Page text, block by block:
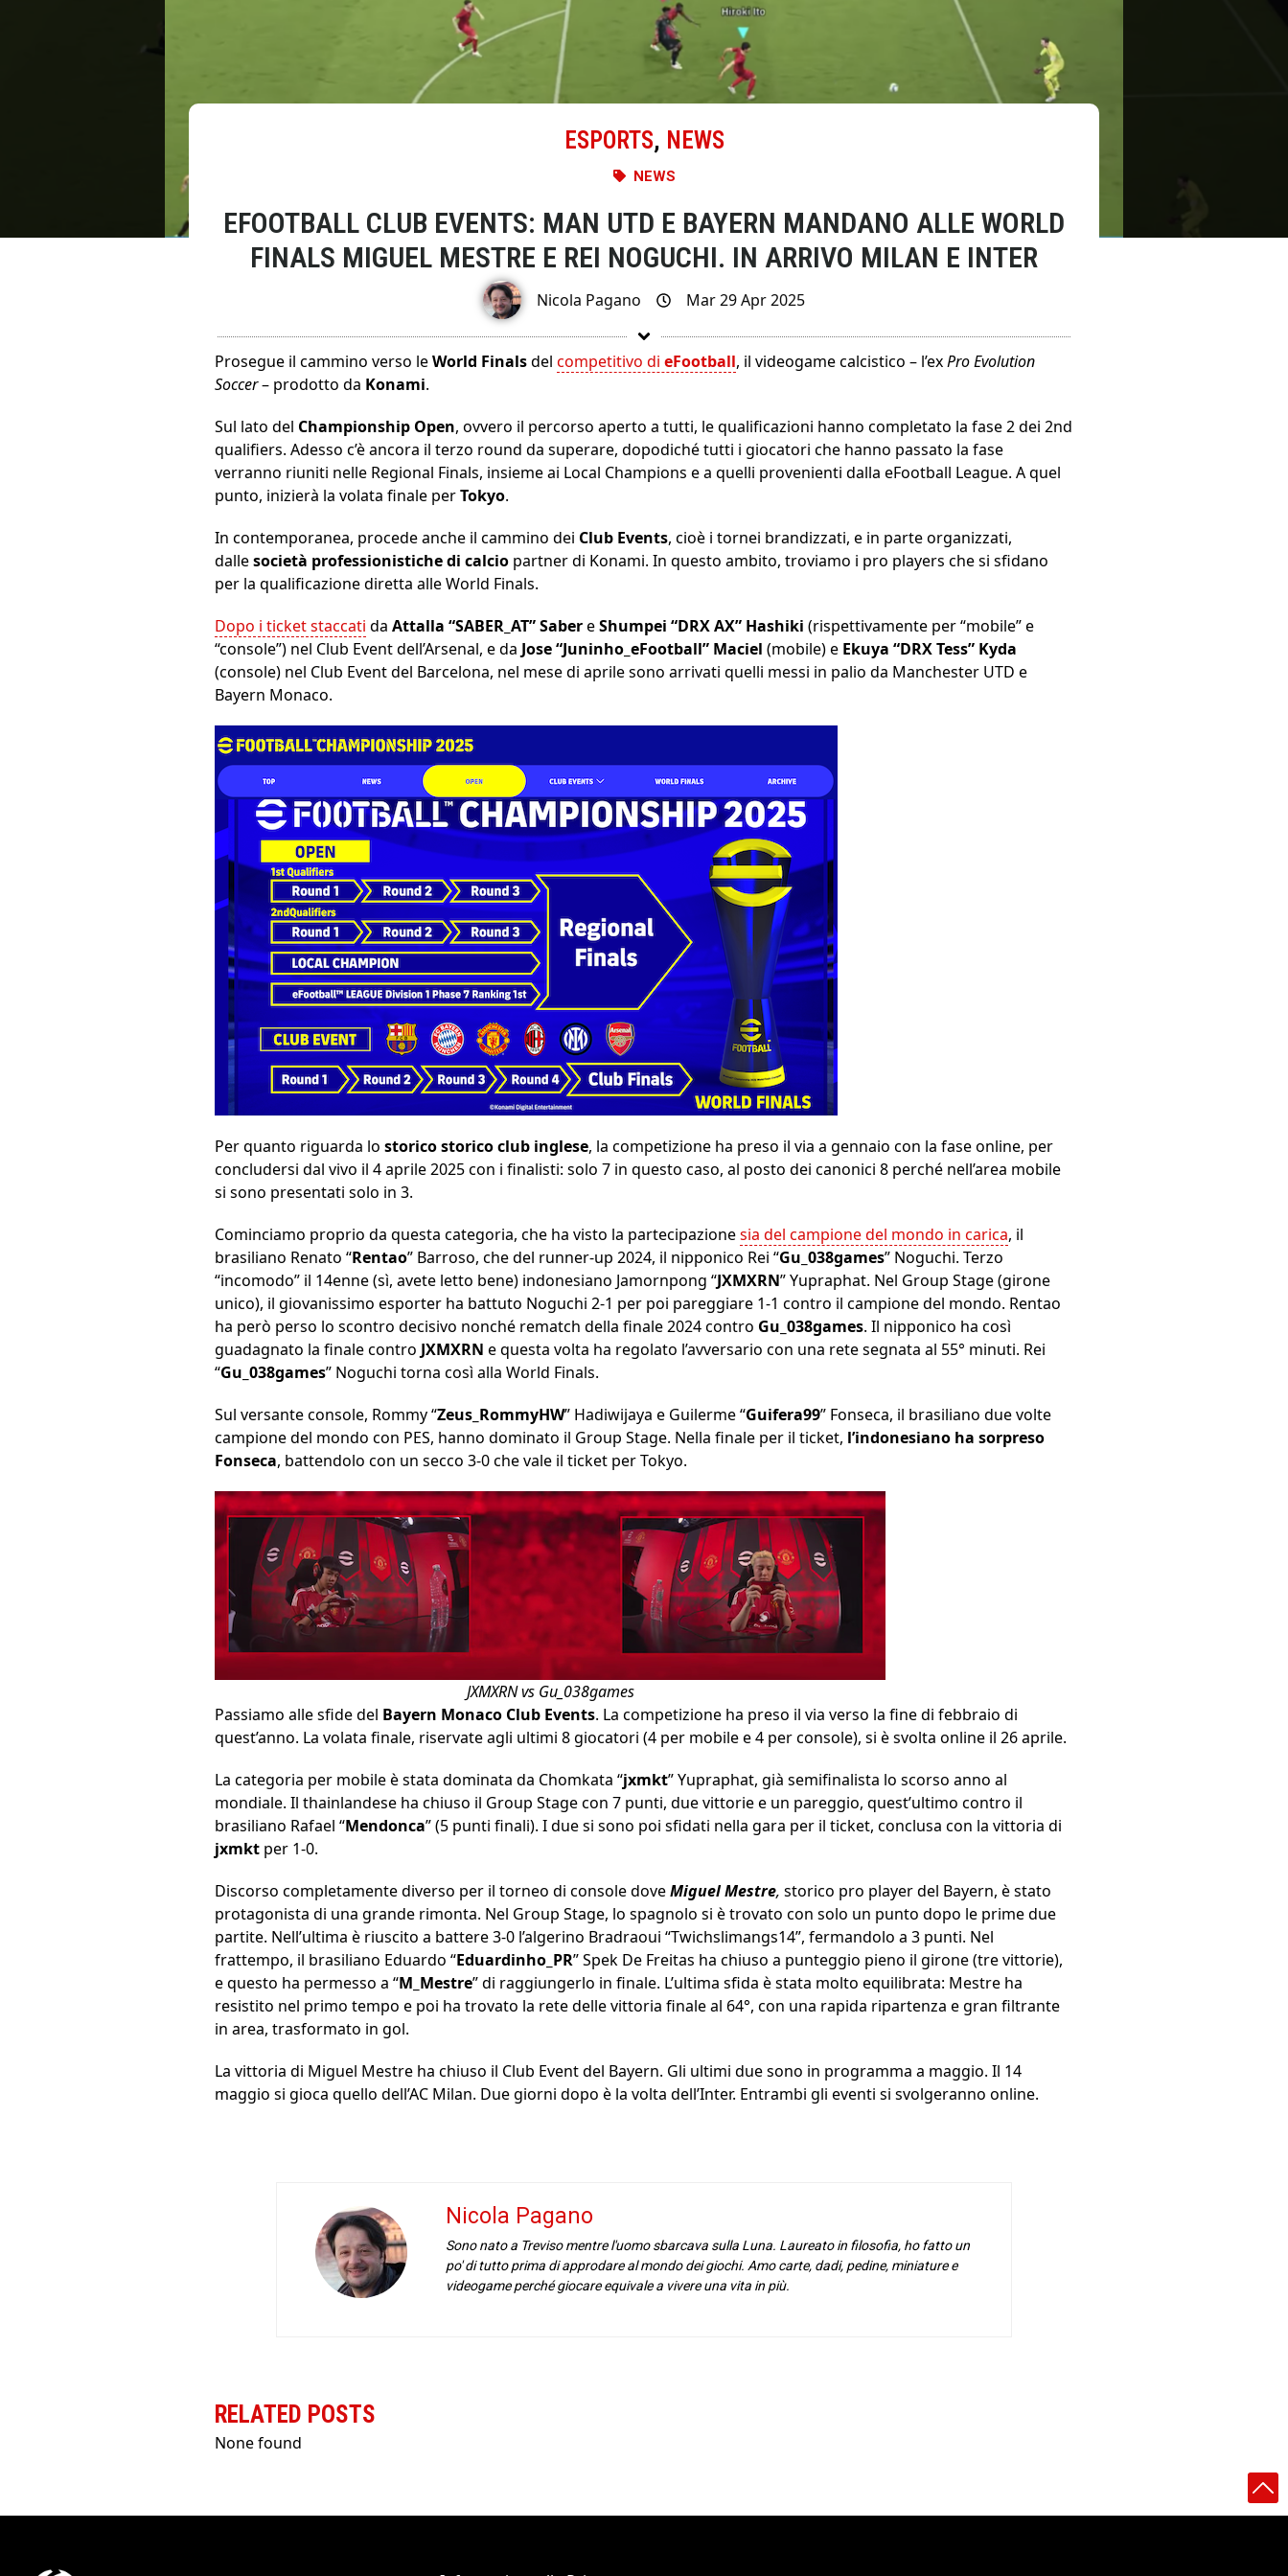
ESPORTS, NEWS
NEWS
EFOOTBALL CLUB EVENTS: MAN UTD E BAYERN MANDANO ALLE WORLD
FINALS MIGUEL MESTRE E REI NOGUCHI. IN ARRIVO MILAN E INTER
Nicola Pagano Mar 29 Apr 2025
Prosegue il cammino verso leWorld Finalsdel competitivo di eFootball, il videogame calcistico – l’exPro Evolution
Soccer– prodotto da Konami.
Sul lato del Championship Open, ovvero il percorso aperto a tutti, le qualificazioni hanno completato la fase 2 dei 2nd
qualifiers. Adesso c’è ancora il terzo round da superare, dopodiché tutti i giocatori che hanno passato la fase
verranno riuniti nelle Regional Finals, insieme ai Local Champions e a quelli provenienti dalla eFootball League. A quel
punto, inizierà la volata finale perTokyo.
In contemporanea, procede anche il cammino dei Club Events, cioè i tornei brandizzati, e in parte organizzati,
dallesocietà professionistiche di calcio partner di Konami. In questo ambito, troviamo i pro players che si sfidano
per la qualificazione diretta alle World Finals.
Dopo i ticket staccati da Attalla “SABER_AT” SabereShumpei “DRX AX” Hashiki (rispettivamente per “mobile” e
“console”) nel Club Event dell’Arsenal, e da Jose “Juninho_eFootball” Maciel (mobile) e Ekuya “DRX Tess” Kyda
(console) nel Club Event del Barcelona, nel mese di aprile sono arrivati quelli messi in palio da Manchester UTD e
Bayern Monaco.
Per quanto riguarda lo storico storico club inglese, la competizione ha preso il via a gennaio con la fase online, per
concludersi dal vivo il 4 aprile 2025 con i finalisti: solo 7 in questo caso, al posto dei canonici 8 perché nell’area mobile
si sono presentati solo in 3.
Cominciamo proprio da questa categoria, che ha visto la partecipazionesia del campione del mondo in carica, il
brasiliano Renato “Rentao” Barroso, che del runner-up 2024, il nipponico Rei “Gu_038games” Noguchi. Terzo
“incomodo” il 14enne (sì, avete letto bene) indonesiano Jamornpong “JXMXRN” Yupraphat. Nel Group Stage (girone
unico), il giovanissimo esporter ha battuto Noguchi 2-1 per poi pareggiare 1-1 contro il campione del mondo. Rentao
ha però perso lo scontro decisivo nonché rematch della finale 2024 contro Gu_038games. Il nipponico ha così
guadagnato la finale contro JXMXRN e questa volta ha regolato l’avversario con una rete segnata al 55° minuti. Rei
“Gu_038games” Noguchi torna così alla World Finals.
Sul versante console, Rommy “Zeus_RommyHW” Hadiwijaya e Guilerme “Guifera99” Fonseca, il brasiliano due volte
campione del mondo con PES, hanno dominato il Group Stage. Nella finale per il ticket, l’indonesiano ha sorpreso
Fonseca, battendolo con un secco 3-0 che vale il ticket per Tokyo.
JXMXRN vs Gu_038games
Passiamo alle sfide del Bayern Monaco Club Events. La competizione ha preso il via verso la fine di febbraio di
quest’anno. La volata finale, riservate agli ultimi 8 giocatori (4 per mobile e 4 per console), si è svolta online il 26 aprile.
La categoria per mobile è stata dominata da Chomkata “jxmkt” Yupraphat, già semifinalista lo scorso anno al
mondiale. Il thainlandese ha chiuso il Group Stage con 7 punti, due vittorie e un pareggio, quest’ultimo contro il
brasiliano Rafael “Mendonca” (5 punti finali). I due si sono poi sfidati nella gara per il ticket, conclusa con la vittoria di
jxmkt per 1-0.
Discorso completamente diverso per il torneo di console doveMiguel Mestre, storico pro player del Bayern, è stato
protagonista di una grande rimonta. Nel Group Stage, lo spagnolo si è trovato con solo un punto dopo le prime due
partite. Nell’ultima è riuscito a battere 3-0 l’algerino Bradraoui “Twichslimangs14”, fermandolo a 3 punti. Nel
frattempo, il brasiliano Eduardo “Eduardinho_PR” Spek De Freitas ha chiuso a punteggio pieno il girone (tre vittorie),
e questo ha permesso a “M_Mestre” di raggiungerlo in finale. L’ultima sfida è stata molto equilibrata: Mestre ha
resistito nel primo tempo e poi ha trovato la rete delle vittoria finale al 64°, con una rapida ripartenza e gran filtrante
in area, trasformato in gol.
La vittoria di Miguel Mestre ha chiuso il Club Event del Bayern. Gli ultimi due sono in programma a maggio. Il 14
maggio si gioca quello dell’AC Milan. Due giorni dopo è la volta dell’Inter. Entrambi gli eventi si svolgeranno online.
Nicola Pagano
Sono nato a Treviso mentre l'uomo sbarcava sulla Luna. Laureato in filosofia, ho fatto un
po' di tutto prima di approdare al mondo dei giochi. Amo carte, dadi, pedine, miniature e
videogame perché giocare equivale a vivere una vita in più.
RELATED POSTS
None found